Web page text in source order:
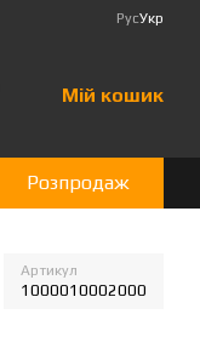
РусУкр
Мій кошик
Розпродаж
Артикул
1000010002000